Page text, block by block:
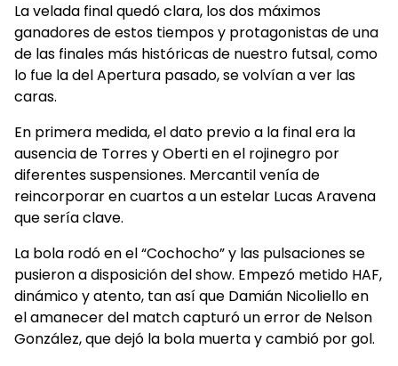
La velada final quedó clara, los dos máximos
ganadores de estos tiempos y protagonistas de una
de las finales más históricas de nuestro futsal, como
lo fue la del Apertura pasado, se volvían a ver las
caras.
En primera medida, el dato previo a la final era la
ausencia de Torres y Oberti en el rojinegro por
diferentes suspensiones. Mercantil venía de
reincorporar en cuartos a un estelar Lucas Aravena
que sería clave.
La bola rodó en el “Cochocho” y las pulsaciones se
pusieron a disposición del show. Empezó metido HAF,
dinámico y atento, tan así que Damián Nicoliello en
el amanecer del match capturó un error de Nelson
González, que dejó la bola muerta y cambió por gol.